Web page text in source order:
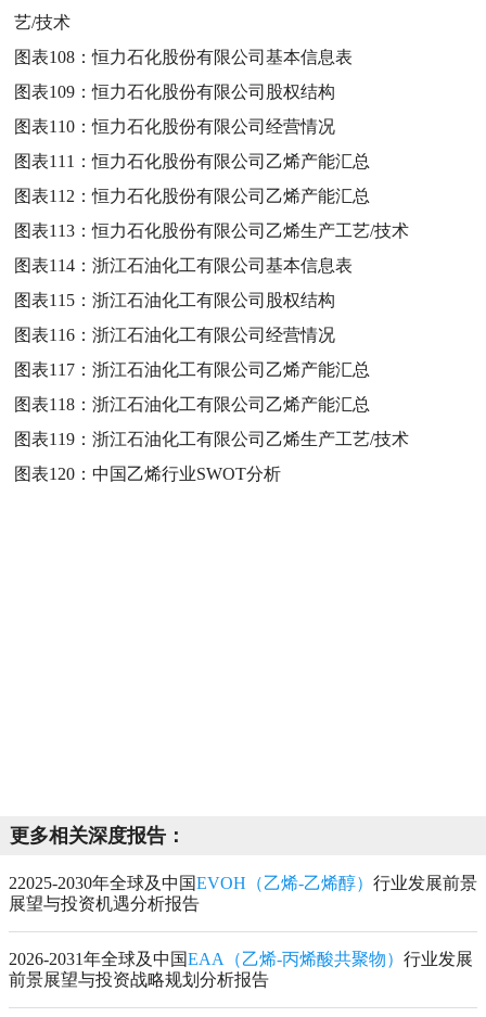
艺/技术
图表108：恒力石化股份有限公司基本信息表
图表109：恒力石化股份有限公司股权结构
图表110：恒力石化股份有限公司经营情况
图表111：恒力石化股份有限公司乙烯产能汇总
图表112：恒力石化股份有限公司乙烯产能汇总
图表113：恒力石化股份有限公司乙烯生产工艺/技术
图表114：浙江石油化工有限公司基本信息表
图表115：浙江石油化工有限公司股权结构
图表116：浙江石油化工有限公司经营情况
图表117：浙江石油化工有限公司乙烯产能汇总
图表118：浙江石油化工有限公司乙烯产能汇总
图表119：浙江石油化工有限公司乙烯生产工艺/技术
图表120：中国乙烯行业SWOT分析
更多相关深度报告：
22025-2030年全球及中国EVOH（乙烯-乙烯醇） 行业发展前景
展望与投资机遇分析报告
2026-2031年全球及中国EAA（乙烯-丙烯酸共聚物） 行业发展
前景展望与投资战略规划分析报告